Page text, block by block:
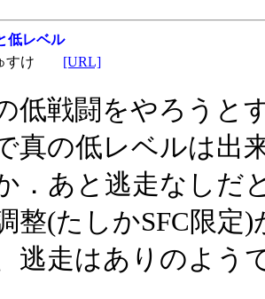
低レベル
ゅすけ [URL]
低戦闘をやろうと
真の低レベルは出
．あと逃走なしだ
整(たしかSFC限
逃走はありのよう